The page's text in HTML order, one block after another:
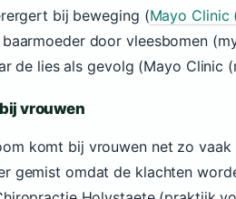
bij beweging (Mayo Clinic
door vleesbomen
de lies als gevolg (Mayo Clinic
vrouwen
komt bij vrouwen net zo
gemist omdat de klachten